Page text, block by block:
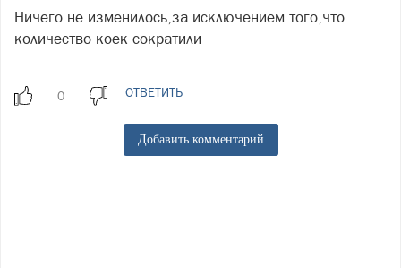
Ничего не изменилось,за исключением того,что
количество коек сократили
ОТВЕТИТЬ
Добавить комментарий